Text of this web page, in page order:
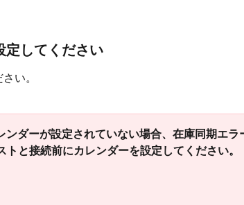
定してください
い。
ダーが設定されていない場合、在庫同期エラ
と接続前にカレンダーを設定してください。